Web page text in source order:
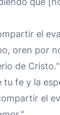
el
oren por
de
fe y la
el